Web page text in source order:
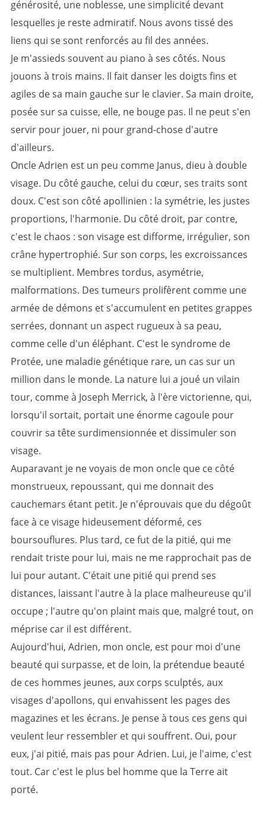
générosité, une noblesse, une simplicité devant
lesquelles je reste admiratif. Nous avons tissé des
liens qui se sont renforcés au fil des années.
Je m'assieds souvent au piano à ses côtés. Nous
jouons à trois mains. Il fait danser les doigts fins et
agiles de sa main gauche sur le clavier. Sa main droite,
posée sur sa cuisse, elle, ne bouge pas. Il ne peut s'en
servir pour jouer, ni pour grand-chose d'autre
d'ailleurs.
Oncle Adrien est un peu comme Janus, dieu à double
visage. Du côté gauche, celui du cœur, ses traits sont
doux. C'est son côté apollinien : la symétrie, les justes
proportions, l'harmonie. Du côté droit, par contre,
c'est le chaos : son visage est difforme, irrégulier, son
crâne hypertrophié. Sur son corps, les excroissances
se multiplient. Membres tordus, asymétrie,
malformations. Des tumeurs prolifèrent comme une
armée de démons et s'accumulent en petites grappes
serrées, donnant un aspect rugueux à sa peau,
comme celle d'un éléphant. C'est le syndrome de
Protée, une maladie génétique rare, un cas sur un
million dans le monde. La nature lui a joué un vilain
tour, comme à Joseph Merrick, à l'ère victorienne, qui,
lorsqu'il sortait, portait une énorme cagoule pour
couvrir sa tête surdimensionnée et dissimuler son
visage.
Auparavant je ne voyais de mon oncle que ce côté
monstrueux, repoussant, qui me donnait des
cauchemars étant petit. Je n'éprouvais que du dégoût
face à ce visage hideusement déformé, ces
boursouflures. Plus tard, ce fut de la pitié, qui me
rendait triste pour lui, mais ne me rapprochait pas de
lui pour autant. C'était une pitié qui prend ses
distances, laissant l'autre à la place malheureuse qu'il
occupe ; l'autre qu'on plaint mais que, malgré tout, on
méprise car il est différent.
Aujourd'hui, Adrien, mon oncle, est pour moi d'une
beauté qui surpasse, et de loin, la prétendue beauté
de ces hommes jeunes, aux corps sculptés, aux
visages d'apollons, qui envahissent les pages des
magazines et les écrans. Je pense à tous ces gens qui
veulent leur ressembler et qui souffrent. Oui, pour
eux, j'ai pitié, mais pas pour Adrien. Lui, je l'aime, c'est
tout. Car c'est le plus bel homme que la Terre ait
porté.